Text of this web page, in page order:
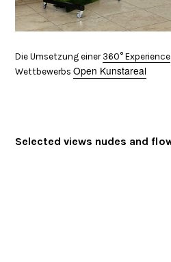
Die Umsetzung einer 360° Experience
WettbewerbsOpen Kunstareal
Selected views nudes and